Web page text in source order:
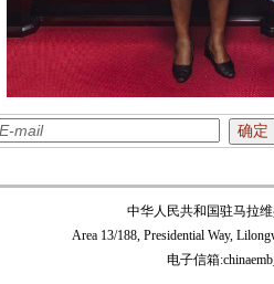
中华人民共和国驻马拉
Area 13/188, Presidential Way,
电子信箱